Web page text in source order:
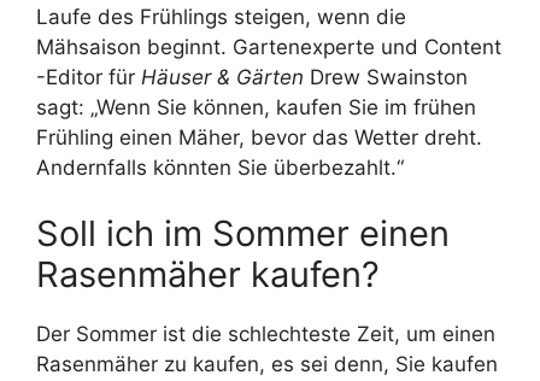
Laufe des Frühlings steigen, wenn die
Mähsaison beginnt. Gartenexperte und Content
-Editor für Häuser & Gärten Drew Swainston
sagt: „Wenn Sie können, kaufen Sie im frühen
Frühling einen Mäher, bevor das Wetter dreht.
Andernfalls könnten Sie überbezahlt.“
Soll ich im Sommer einen
Rasenmäher kaufen?
Der Sommer ist die schlechteste Zeit, um einen
Rasenmäher zu kaufen, es sei denn, Sie kaufen